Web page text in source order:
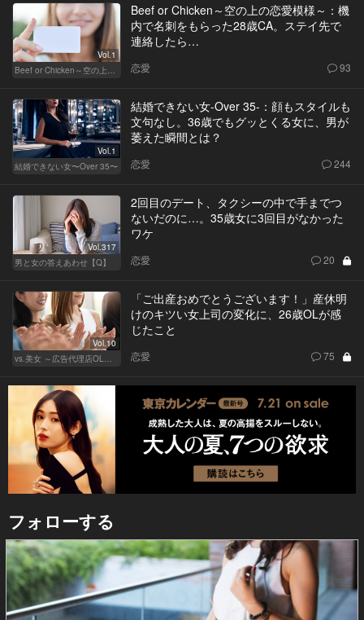
Vol.1
Beef or Chicken～空の上の恋愛模様～：機
内で名刺をもらった28歳CA。ステイ先で
連絡したら…
恋愛 93
Vol.1
結婚できない女〜Over 35〜
結婚できない女-Over 35-：顔もスタイルも
文句なし。36歳でもグッとくる女に、男が
萎えた瞬間とは？
恋愛 244
Vol.317
男と女の答えあわせ【Q】
2回目のデート、タクシーの中で手までつ
ないだのに…。35歳女に3回目がなかった
ワケ
恋愛 20
Vol.10
「ご出産おめでとうございます！」産休明
けのキツい女上司の変化に、26歳OLが感
じたこと
恋愛 75
フォローする